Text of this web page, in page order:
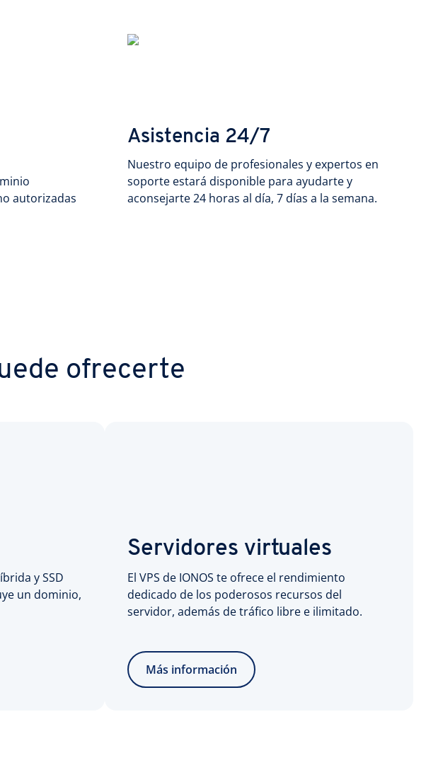
autorizadas
Asistencia 24/7
Nuestro equipo de profesionales y expertos en
soporte estará disponible para ayudarte y
aconsejarte 24 horas al día, 7 días a la semana.
ofrecerte
y SSD
un dominio,
Servidores virtuales
El VPS de IONOS te ofrece el rendimiento
dedicado de los poderosos recursos del
servidor, además de tráfico libre e ilimitado.
Más información